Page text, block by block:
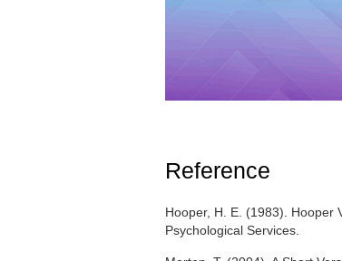
Reference
Hooper, H. E. (1983). Hooper
Psychological Services.